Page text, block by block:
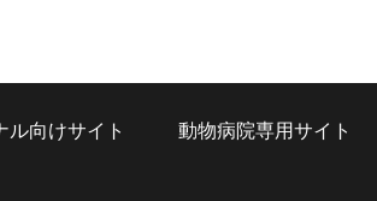
ル向けサイト
動物病院専用サイト